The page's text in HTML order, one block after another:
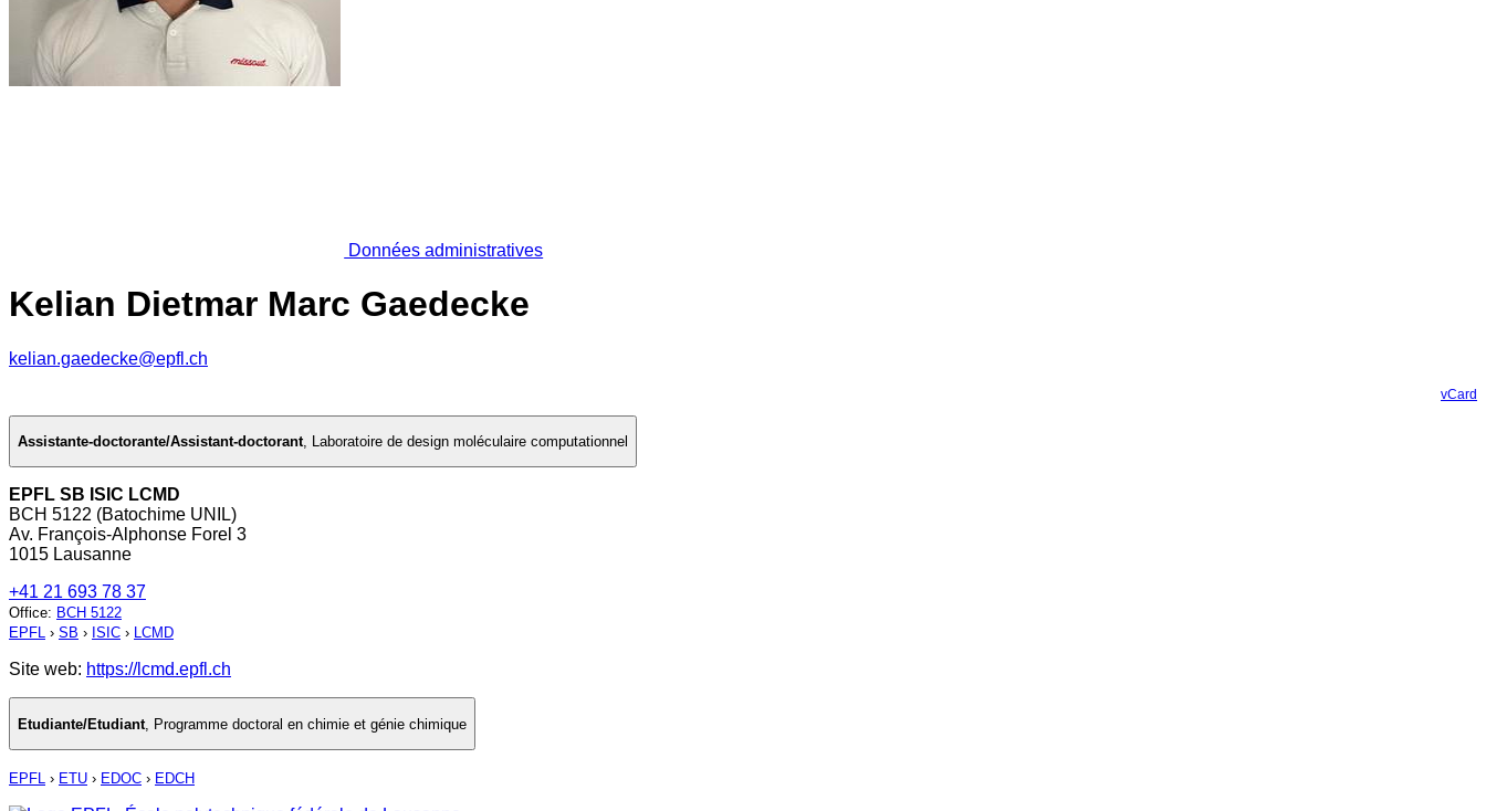
Données administratives
Kelian Dietmar Marc Gaedecke
kelian.gaedecke@epfl.ch
vCard
Assistante-doctorante/Assistant-doctorant, Laboratoire de design moléculaire computationnel
EPFL SB ISIC LCMD
BCH 5122 (Batochime UNIL)
Av. François-Alphonse Forel 3
1015 Lausanne
+41 21 693 78 37
Office: BCH 5122
EPFL › SB › ISIC › LCMD
Site web: https://lcmd.epfl.ch
Etudiante/Etudiant Programme doctoral en chimie et génie chimique
EPFL › ETU › EDOC › EDCH